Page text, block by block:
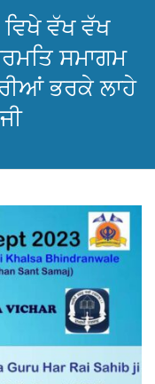
ਵੱਖ ਵੱਖ
ਸਮਾਗਮ
ਭਰਕੇ ਲਾਹੇ